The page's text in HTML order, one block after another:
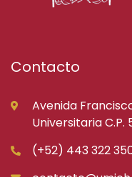
Contacto
Avenida
Universitaria
(+52) 443 322